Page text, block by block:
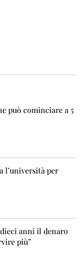
può cominciare a 5
l’università per
anni il denaro
più”